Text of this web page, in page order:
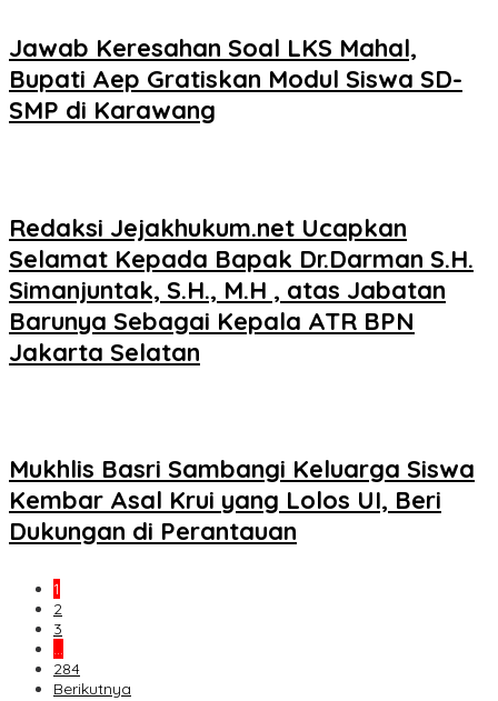
Jawab Keresahan Soal LKS Mahal,
Bupati Aep Gratiskan Modul Siswa SD-
SMP di Karawang
Redaksi Jejakhukum.net Ucapkan
Selamat Kepada Bapak Dr.Darman S.H.
Simanjuntak, S.H., M.H , atas Jabatan
Barunya Sebagai Kepala ATR BPN
Jakarta Selatan
Mukhlis Basri Sambangi Keluarga Siswa
Kembar Asal Krui yang Lolos UI, Beri
Dukungan di Perantauan
1
2
3
…
284
Berikutnya